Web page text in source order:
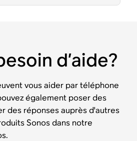
d’aide?
vous aider par téléphone
également poser des
des réponses auprès d'autres
Sonos dans notre